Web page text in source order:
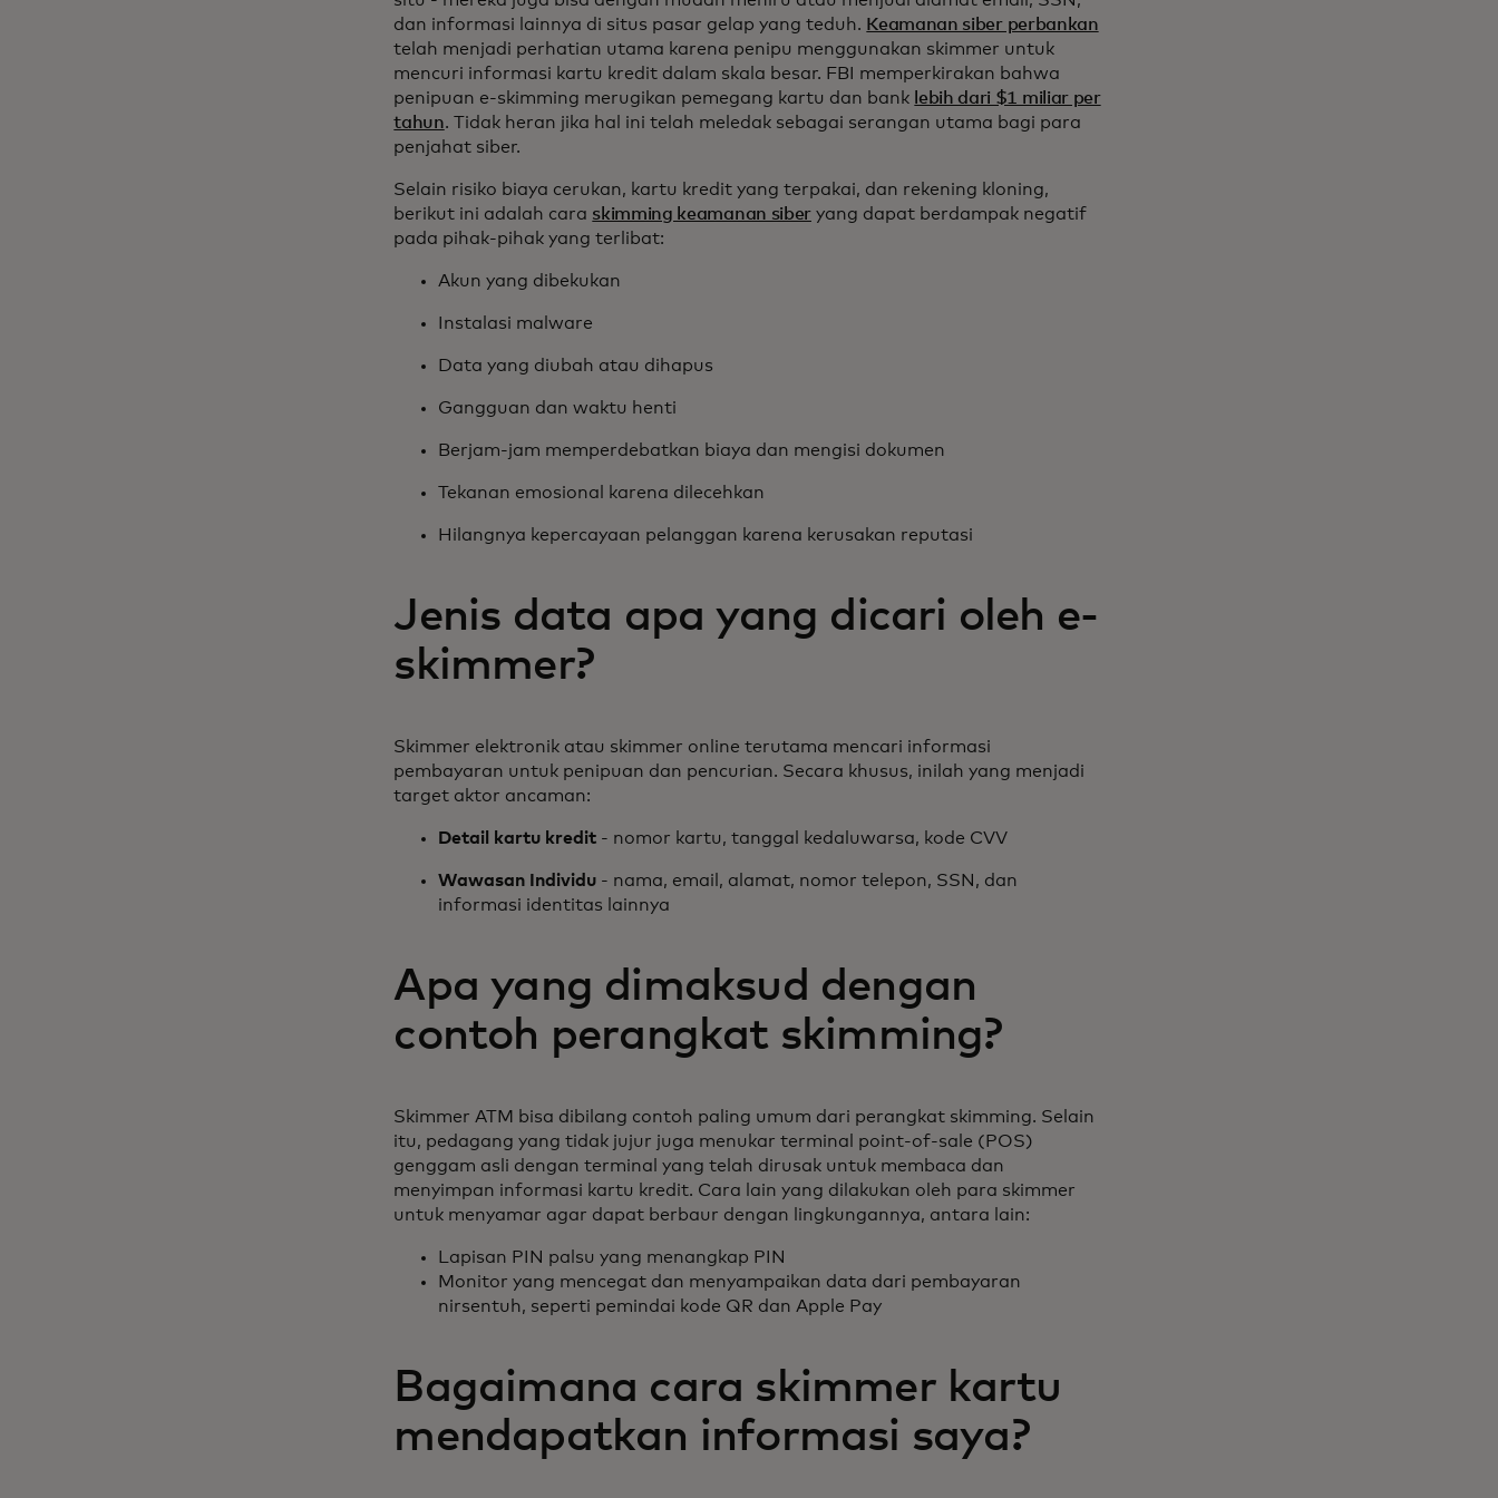
dan informasi lainnya di situs pasar gelap yang teduh. Keamanan siber perbankan
telah menjadi perhatian utama karena penipu menggunakan skimmer untuk
mencuri informasi kartu kredit dalam skala besar. FBI memperkirakan bahwa
penipuan e-skimming merugikan pemegang kartu dan bank lebih dari $1 miliar per
tahun. Tidak heran jika hal ini telah meledak sebagai serangan utama bagi para
penjahat siber.
Selain risiko biaya cerukan, kartu kredit yang terpakai, dan rekening kloning,
berikut ini adalah cara skimming keamanan siberyang dapat berdampak negatif
pada pihak-pihak yang terlibat:
Akun yang dibekukan
Instalasi malware
Data yang diubah atau dihapus
Gangguan dan waktu henti
Berjam-jam memperdebatkan biaya dan mengisi dokumen
Tekanan emosional karena dilecehkan
Hilangnya kepercayaan pelanggan karena kerusakan reputasi
Jenis data apa yang dicari oleh e-
skimmer?
Skimmer elektronik atau skimmer online terutama mencari informasi
pembayaran untuk penipuan dan pencurian. Secara khusus, inilah yang menjadi
target aktor ancaman:
Detail kartu kredit - nomor kartu, tanggal kedaluwarsa, kode CVV
Wawasan Individu - nama, email, alamat, nomor telepon, SSN, dan
informasi identitas lainnya
Apa yang dimaksud dengan
contoh perangkat skimming?
Skimmer ATM bisa dibilang contoh paling umum dari perangkat skimming. Selain
itu, pedagang yang tidak jujur juga menukar terminal point-of-sale (POS)
genggam asli dengan terminal yang telah dirusak untuk membaca dan
menyimpan informasi kartu kredit. Cara lain yang dilakukan oleh para skimmer
untuk menyamar agar dapat berbaur dengan lingkungannya, antara lain:
Lapisan PIN palsu yang menangkap PIN
Monitor yang mencegat dan menyampaikan data dari pembayaran
nirsentuh, seperti pemindai kode QR dan Apple Pay
Bagaimana cara skimmer kartu
mendapatkan informasi saya?